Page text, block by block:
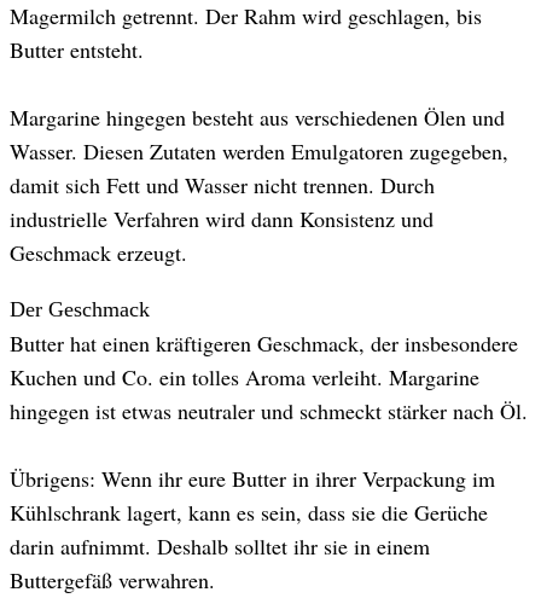
Magermilch getrennt. Der Rahm wird geschlagen, bis
Butter entsteht.
Margarine hingegen besteht aus verschiedenen Ölen und
Wasser. Diesen Zutaten werden Emulgatoren zugegeben,
damit sich Fett und Wasser nicht trennen. Durch
industrielle Verfahren wird dann Konsistenz und
Geschmack erzeugt.
Der Geschmack
Butter hat einen kräftigeren Geschmack, der insbesondere
Kuchen und Co. ein tolles Aroma verleiht. Margarine
hingegen ist etwas neutraler und schmeckt stärker nach Öl.
Übrigens: Wenn ihr eure Butter in ihrer Verpackung im
Kühlschrank lagert, kann es sein, dass sie die Gerüche
darin aufnimmt. Deshalb solltet ihr sie in einem
Buttergefäß verwahren.